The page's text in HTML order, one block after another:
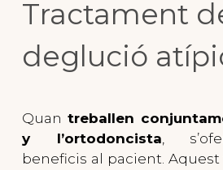
Tractament
deglució
Quan treballen
y l’ortodoncista,
beneficis al pacient.